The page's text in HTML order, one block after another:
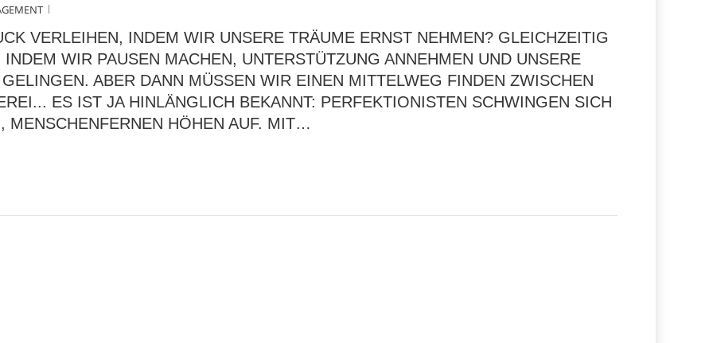
VERLEIHEN, INDEM WIR UNSERE TRÄUME ERNST NEHMEN? GLEICHZEITIG
WIR PAUSEN MACHEN, UNTERSTÜTZUNG ANNEHMEN UND UNSERE
ABER DANN MÜSSEN WIR EINEN MITTELWEG FINDEN ZWISCHEN
ES IST JA HINLÄNGLICH BEKANNT: PERFEKTIONISTEN SCHWINGEN SICH
HÖHEN AUF. MIT…